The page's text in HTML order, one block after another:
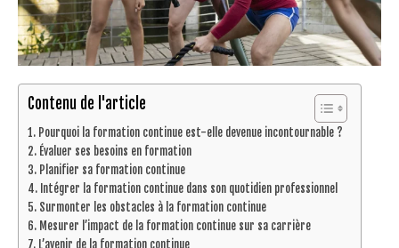
Contenu de l'article
Pourquoi la formation continue est-elle devenue incontournable ?
Évaluer ses besoins en formation
Planifier sa formation continue
Intégrer la formation continue dans son quotidien professionnel
Surmonter les obstacles à la formation continue
Mesurer l’impact de la formation continue sur sa carrière
L’avenir de la formation continue